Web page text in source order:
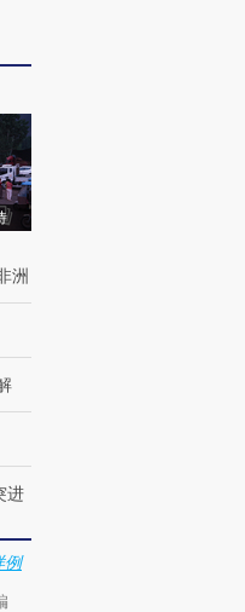
洲
进
例